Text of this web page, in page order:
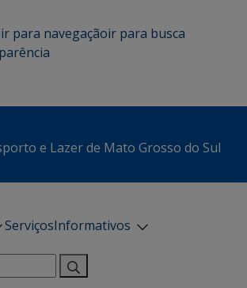
ir para navegaçãoir para busca
e Lazer de Mato Grosso do Sul
ServiçosInformativos